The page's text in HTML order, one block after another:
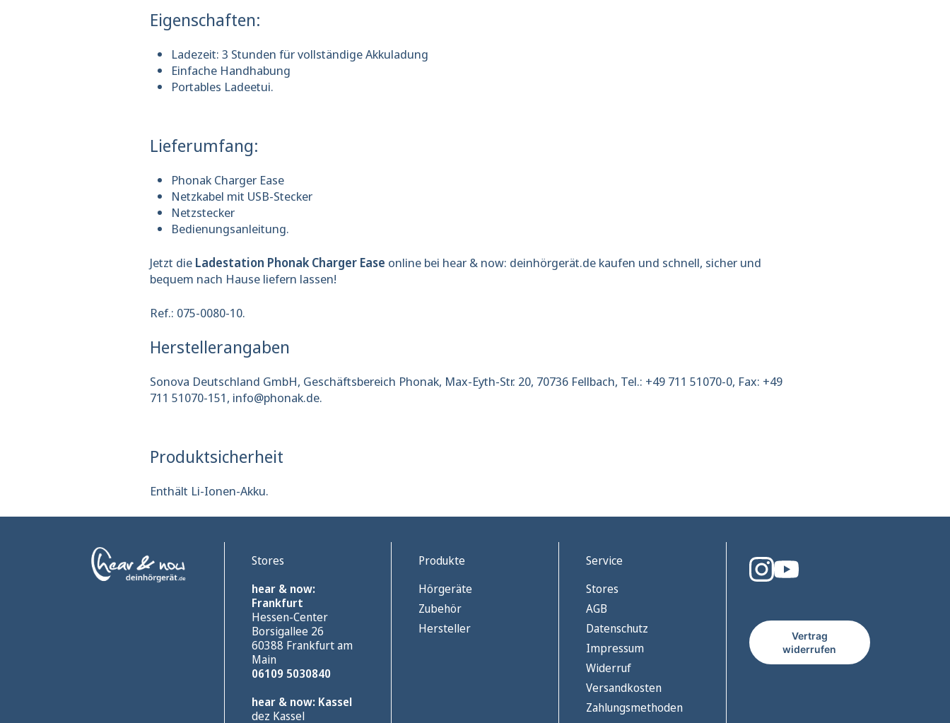
Eigenschaften:
Ladezeit: 3 Stunden für vollständige Akkuladung
Einfache Handhabung
Portables Ladeetui.
Lieferumfang:
Phonak Charger Ease
Netzkabel mit USB-Stecker
Netzstecker
Bedienungsanleitung.
Jetzt die Ladestation Phonak Charger Ease online bei hear & now: deinhörgerät.de kaufen und schnell, sicher und
bequem nach Hause liefern lassen!
Ref.: 075-0080-10.
Herstellerangaben
Sonova Deutschland GmbH, Geschäftsbereich Phonak, Max-Eyth-Str. 20, 70736 Fellbach, Tel.: +49 711 51070-0, Fax: +49
711 51070-151, info@phonak.de.
Produktsicherheit
Enthält Li-Ionen-Akku.
Stores
hear & now:
Frankfurt
Hessen-Center
Borsigallee 26
60388 Frankfurt am
Main
06109 5030840
hear & now: Kassel
dez Kassel
Produkte
Hörgeräte
Zubehör
Hersteller
Service
Stores
AGB
Datenschutz
Impressum
Widerruf
Versandkosten
Zahlungsmethoden
Vertrag
widerrufen